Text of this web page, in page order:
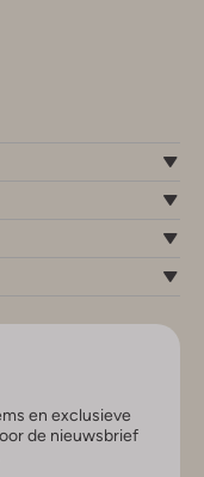
en exclusieve
de nieuwsbrief